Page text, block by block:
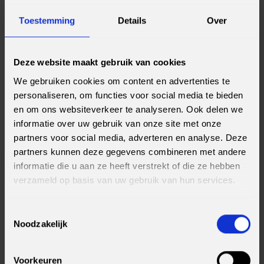
Toestemming Details Over
Deze website maakt gebruik van cookies
We gebruiken cookies om content en advertenties te
personaliseren, om functies voor social media te bieden
en om ons websiteverkeer te analyseren. Ook delen we
informatie over uw gebruik van onze site met onze
partners voor social media, adverteren en analyse. Deze
partners kunnen deze gegevens combineren met andere
informatie die u aan ze heeft verstrekt of die ze hebben
verzameld op basis van uw gebruik van hun services.
Noodzakelijk
Voorkeuren
coacht je door de uitdagingen heen en helpt je feedback te
vertalen naar groei. Die combinatie versnelt je ontwikkeling en
14 maanden gericht naar een
vakrol
aansluiten op je rol, bijvoorbeeld Software Developer, Data
Engineer, Cybersecurity Specialist of IT Specialist. Je werkt aan
concrete deliverables en bouwt een portfolio dat je waarde
aantoont in het team.
topsportmentaliteit
Na succesvolle afronding ligt een vaste baan bij je opdrachtgever
in het vooruitzicht. De cultuur is ambitieus en mensgericht: we